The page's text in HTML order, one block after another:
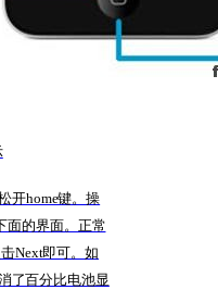
开home键。操
面的界面。正常
Next即可。如
了百分比电池显